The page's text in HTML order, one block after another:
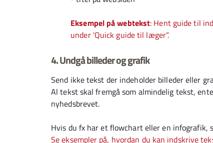
Eksempel på webtekst: Hent guide til
under ’Quick guide til læger”.
4. Undgå billeder og grafik
Send ikke tekst der indeholder billeder eller
Al tekst skal fremgå som almindelig tekst,
nyhedsbrevet.
Hvis du fx har et flowchart eller en infografik,
Se eksempler på, hvordan du kan indskrive